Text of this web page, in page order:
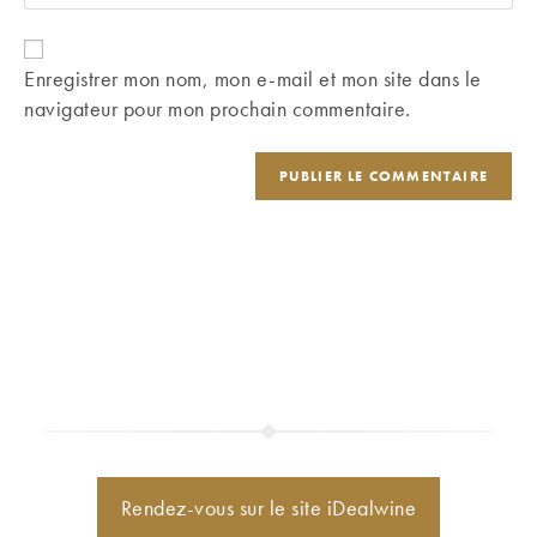
comment
comment
l’URL
de
votre
(facultatif)
Enregistrer mon nom, mon e-mail et mon site dans le
navigateur pour mon prochain commentaire.
Rendez-vous sur le site iDealwine